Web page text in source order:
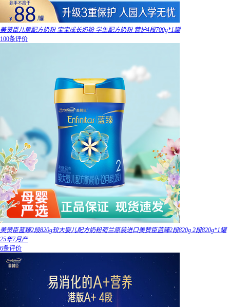
美赞臣儿童配方奶粉 宝宝成长奶粉 学生配方奶粉 营护4段700g*1罐
100条评价
美赞臣蓝臻2段820g较大婴儿配方奶粉荷兰原装进口美赞臣蓝臻2段820g 2段820g*1罐
25年7月产
6条评价